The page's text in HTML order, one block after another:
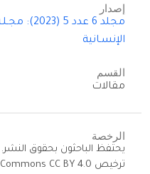
إصدار
مجلد 6 عدد
الإنسـانية
القسم
مقالات
الرخصة
يحتفظ الباحثون بحقوق